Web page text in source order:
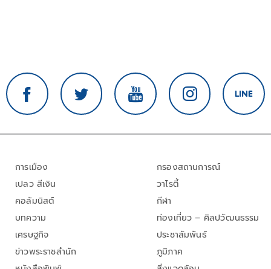
การเมือง
เปลว สีเงิน
คอลัมนิสต์
บทความ
เศรษฐกิจ
ข่าวพระราชสำนัก
กรองสถานการณ์
วาไรตี้
กีฬา
ท่องเที่ยว – ศิลปวัฒนธรรม
ประชาสัมพันธ์
ภูมิภาค